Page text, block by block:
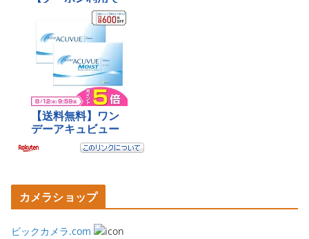
カメラショップ
ビックカメラ.com